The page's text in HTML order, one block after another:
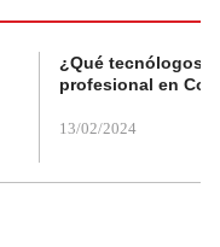
¿Qué tecnólogos
profesional en
13/02/2024